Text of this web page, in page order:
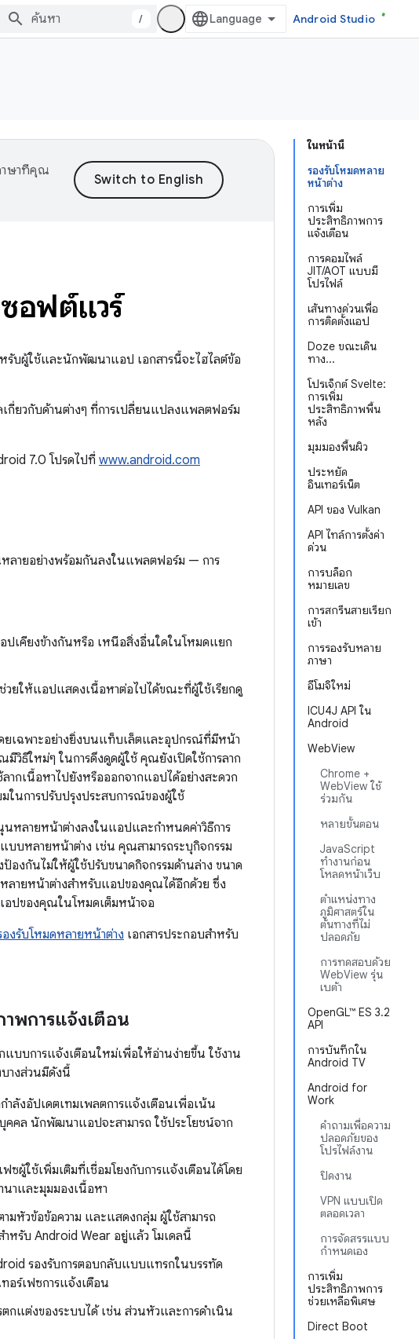
/ Android Studio
ในหน้านี้
รองรับโหมดหลาย
หน้าต่าง
การเพิ่ม
ประสิทธิภาพการ
แจ้งเตือน
การคอมไพล์
JIT/AOT แบบมี
โปรไฟล์
เส้นทางด่วนเพื่อ
การติดตั้งแอป
Doze ขณะเดิน
ทาง...
โปรเจ็กต์ Svelte:
การเพิ่ม
ประสิทธิภาพพื้น
หลัง
มุมมองพื้นผิว
ประหยัด
อินเทอร์เน็ต
API ของ Vulkan
API ไทล์การตั้งค่า
ด่วน
การบล็อก
หมายเลข
การสกรีนสายเรียก
เข้า
การรองรับหลาย
ภาษา
อีโมจิใหม่
ICU4J API ใน
Android
WebView
Chrome +
WebView ใช้
ร่วมกัน
หลายขั้นตอน
JavaScript
ทำงานก่อน
โหลดหน้าเว็บ
ตำแหน่งทาง
ภูมิศาสตร์ใน
ต้นทางที่ไม่
ปลอดภัย
การทดสอบด้วย
WebView รุ่น
เบต้า
OpenGL™ ES 3.2
API
การบันทึกใน
Android TV
Android for
Work
คำถามเพื่อความ
ปลอดภัยของ
โปรไฟล์งาน
ปิดงาน
VPN แบบเปิด
ตลอดเวลา
การจัดสรรแบบ
กำหนดเอง
การเพิ่ม
ประสิทธิภาพการ
ช่วยเหลือพิเศษ
Direct Boot
าษาที่คุณ
อฟต์แวร์
รับผู้ใช้และนักพัฒนาแอป เอกสารนี้จะไฮไลต์ข้อ
กี่ยวกับด้านต่างๆ ที่การเปลี่ยนแปลงแพลตฟอร์ม
7.0 โปรดไปที่ www.android.com
หลายอย่างพร้อมกันลงในแพลตฟอร์ม — การ
ปเคียงข้างกันหรือ เหนือสิ่งอื่นใดในโหมดแยก
วยให้แอปแสดงเนื้อหาต่อไปได้ขณะที่ผู้ใช้เรียกดู
ดยเฉพาะอย่างยิ่งบนแท็บเล็ตและอุปกรณ์ที่มีหน้า
วิธีใหม่ๆ ในการดึงดูดผู้ใช้ คุณยังเปิดใช้การลาก
ากเนื้อหาไปยังหรือออกจากแอปได้อย่างสะดวก
ในการปรับปรุงประสบการณ์ของผู้ใช้
หลายหน้าต่างลงในแอปและกำหนดค่าวิธีการ
บบหลายหน้าต่าง เช่น คุณสามารถระบุกิจกรรม
องกันไม่ให้ผู้ใช้ปรับขนาดกิจกรรมด้านล่าง ขนาด
ลายหน้าต่างสำหรับแอปของคุณได้อีกด้วย ซึ่ง
อปของคุณในโหมดเต็มหน้าจอ
องรับโหมดหลายหน้าต่าง เอกสารประกอบสำหรับ
พการแจ้งเตือน
แบบการแจ้งเตือนใหม่เพื่อให้อ่านง่ายขึ้น ใช้งาน
างส่วนมีดังนี้
กําลังอัปเดตเทมเพลตการแจ้งเตือนเพื่อเน้น
คล นักพัฒนาแอปจะสามารถ ใช้ประโยชน์จาก
ผู้ใช้เพิ่มเติมที่เชื่อมโยงกับการแจ้งเตือนได้โดย
นาและมุมมองเนื้อหา
มหัวข้อข้อความ และแสดงกลุ่ม ผู้ใช้สามารถ
หรับ Android Wear อยู่แล้ว โมเดลนี้
รองรับการตอบกลับแบบแทรกในบรรทัด
อร์เฟซการแจ้งเตือน
กแต่งของระบบได้ เช่น ส่วนหัวและการดําเนิน